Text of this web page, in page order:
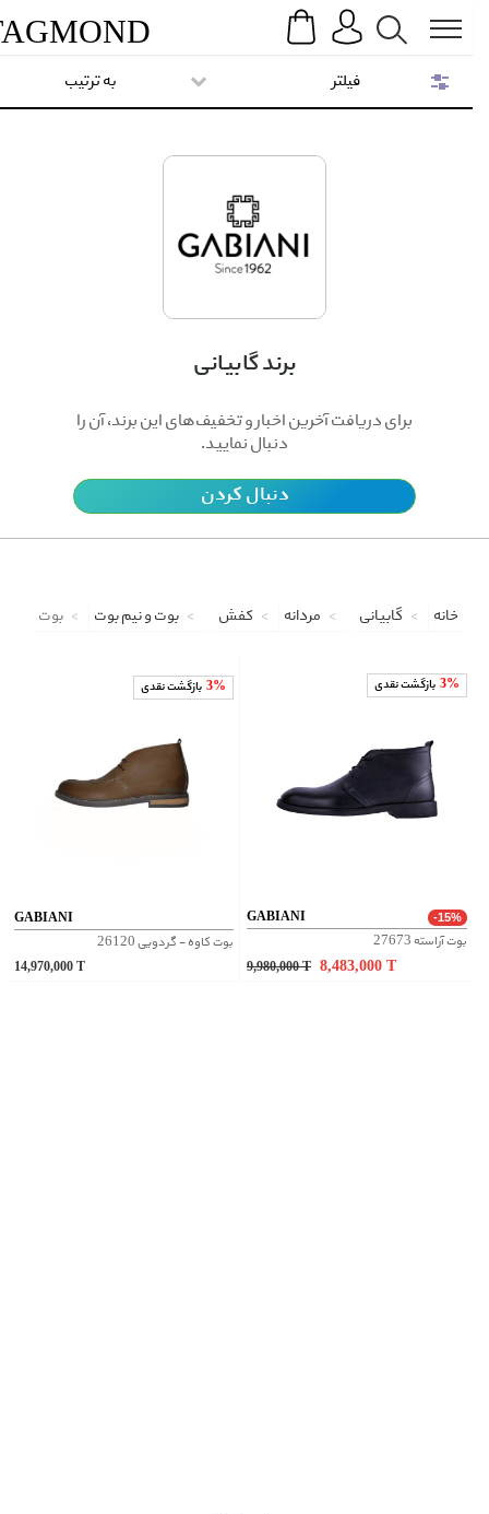
Search
TAGMOND
برند گابیانی
برای دریافت آخرین اخبار و تخفیف‌های این برند، آن را
دنبال نمایید.
دنبال کردن
به ترتیب
خانه گابیانی مردانه کفش بوت و نیم بوت بوت
3% بازگشت نقدی
GABIANI
بوت کاوه - گردویی 26120
14,970,000
3% بازگشت نقدی
GABIANI -15%
بوت آراسته 27673
9,980,000 T 8,483,000
فیلتر